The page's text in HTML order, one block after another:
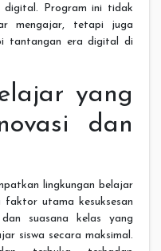
digital. Program ini tidak
mengajar, tetapi juga
tantangan era digital di
yang
dan
lingkungan belajar
utama kesuksesan
suasana kelas yang
siswa secara maksimal.